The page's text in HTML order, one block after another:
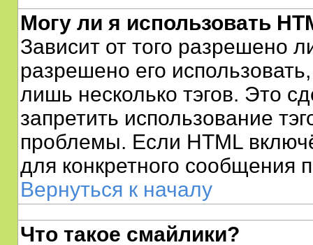
Могу ли я использовать
Зависит от того разрешено
разрешено его
лишь несколько тэгов. Это
запретить использование
проблемы. Если HTML
для конкретного сообщения
Вернуться к началу
Что такое смайлики?